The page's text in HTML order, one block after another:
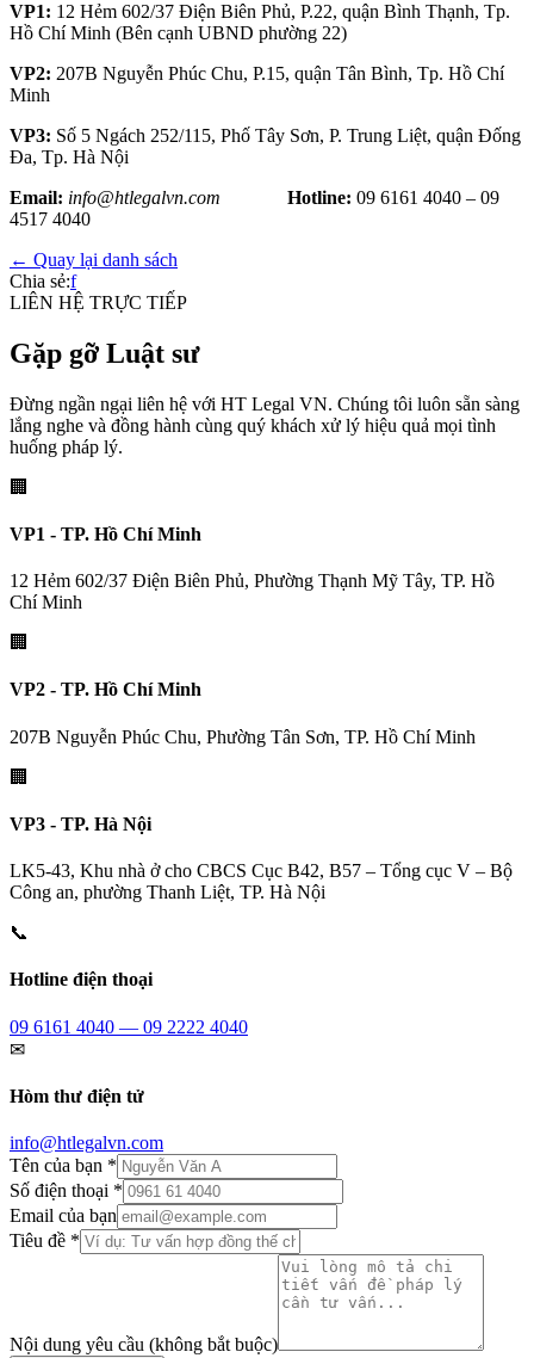
VP1: 12 Hẻm 602/37 Điện Biên Phủ, P.22, quận Bình Thạnh, Tp.
Hồ Chí Minh (Bên cạnh UBND phường 22)
VP2: 207B Nguyễn Phúc Chu, P.15, quận Tân Bình, Tp. Hồ Chí
Minh
VP3: Số 5 Ngách 252/115, Phố Tây Sơn, P. Trung Liệt, quận Đống
Đa, Tp. Hà Nội
Email: info@htlegalvn.com Hotline: 09 6161 4040 – 09
4517 4040
← Quay lại danh sách
Chia sẻ:f
LIÊN HỆ TRỰC TIẾP
Gặp gỡ Luật sư
Đừng ngần ngại liên hệ với HT Legal VN. Chúng tôi luôn sẵn sàng
lắng nghe và đồng hành cùng quý khách xử lý hiệu quả mọi tình
huống pháp lý.
🏢
VP1 - TP. Hồ Chí Minh
12 Hẻm 602/37 Điện Biên Phủ, Phường Thạnh Mỹ Tây, TP. Hồ
Chí Minh
🏢
VP2 - TP. Hồ Chí Minh
207B Nguyễn Phúc Chu, Phường Tân Sơn, TP. Hồ Chí Minh
🏢
VP3 - TP. Hà Nội
LK5-43, Khu nhà ở cho CBCS Cục B42, B57 – Tổng cục V – Bộ
Công an, phường Thanh Liệt, TP. Hà Nội
📞
Hotline điện thoại
09 6161 4040 — 09 2222 4040
✉
Hòm thư điện tử
info@htlegalvn.com
Tên của bạn *
Số điện thoại *
Email của bạn
Tiêu đề *
Nội dung yêu cầu (không bắt buộc)